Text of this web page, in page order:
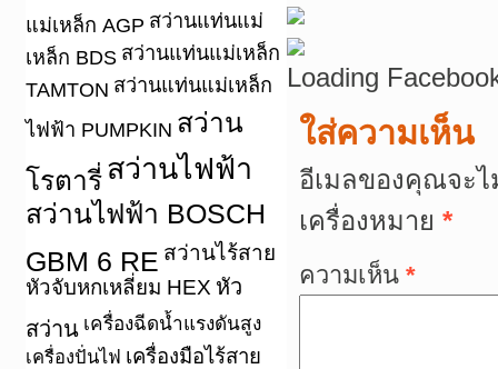
แม่เหล็ก AGP สว่านแท่นแม่
เหล็ก BDS สว่านแท่นแม่เหล็ก
TAMTON สว่านแท่นแม่เหล็ก
ไฟฟ้า PUMPKIN สว่าน
โรตารี่ สว่านไฟฟ้า
สว่านไฟฟ้า BOSCH
GBM 6 RE สว่านไร้สาย
หัวจับหกเหลี่ยม HEX หัว
สว่าน เครื่องฉีดน้ำแรงดันสูง
เครื่องปั่นไฟ เครื่องมือไร้สาย
Loading
ใส่ความเห็น
อีเมลของคุณจะ
เครื่องหมาย *
ความเห็น *